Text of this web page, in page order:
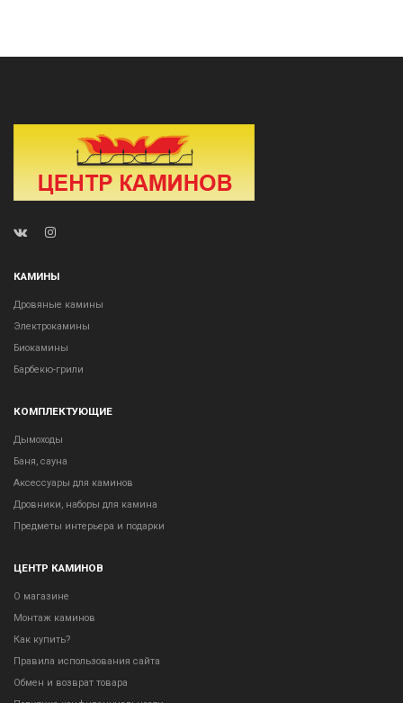
КАМИНЫ
Дровяные камины
Электрокамины
Биокамины
Барбекю-грили
КОМПЛЕКТУЮЩИЕ
Дымоходы
Баня, сауна
Аксессуары для каминов
Дровники, наборы для камина
Предметы интерьера и подарки
ЦЕНТР КАМИНОВ
О магазине
Монтаж каминов
Как купить?
Правила использования сайта
Обмен и возврат товара